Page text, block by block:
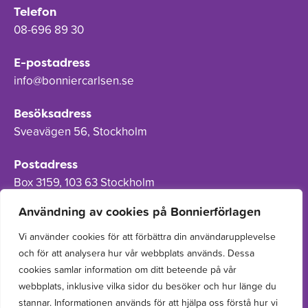
Användning av cookies på Bonnierförlagen
Vi använder cookies för att förbättra din användarupplevelse
och för att analysera hur vår webbplats används. Dessa
cookies samlar information om ditt beteende på vår
webbplats, inklusive vilka sidor du besöker och hur länge du
stannar. Informationen används för att hjälpa oss förstå hur vi
Telefon
08-696 89 30
E-postadress
info@bonniercarlsen.se
Besöksadress
Sveavägen 56, Stockholm
Postadress
Box 3159, 103 63 Stockholm
Om Bonnierförlagen
Cookies